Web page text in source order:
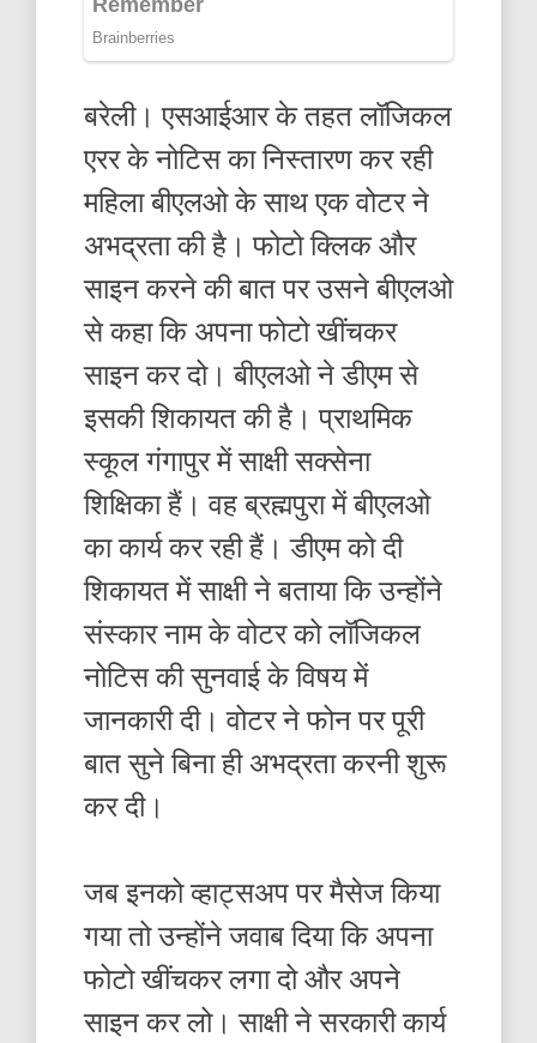
बरेली। एसआईआर के तहत लॉजिकल
एरर के नोटिस का निस्तारण कर रही
महिला बीएलओ के साथ एक वोटर ने
अभद्रता की है। फोटो क्लिक और
साइन करने की बात पर उसने बीएलओ
से कहा कि अपना फोटो खींचकर
साइन कर दो। बीएलओ ने डीएम से
इसकी शिकायत की है। प्राथमिक
स्कूल गंगापुर में साक्षी सक्सेना
शिक्षिका हैं। वह ब्रह्मपुरा में बीएलओ
का कार्य कर रही हैं। डीएम को दी
शिकायत में साक्षी ने बताया कि उन्होंने
संस्कार नाम के वोटर को लॉजिकल
नोटिस की सुनवाई के विषय में
जानकारी दी। वोटर ने फोन पर पूरी
बात सुने बिना ही अभद्रता करनी शुरू
कर दी।
जब इनको व्हाट्सअप पर मैसेज किया
गया तो उन्होंने जवाब दिया कि अपना
फोटो खींचकर लगा दो और अपने
साइन कर लो। साक्षी ने सरकारी कार्य